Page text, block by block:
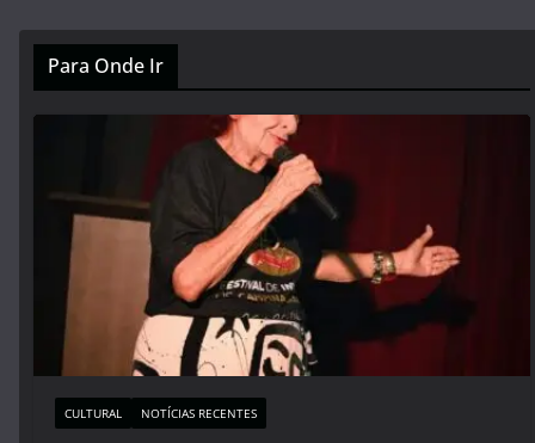
Para Onde Ir
CULTURAL NOTÍCIAS RECENTES